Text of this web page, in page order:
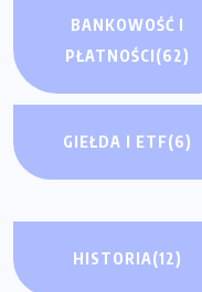
BANKOWOŚĆ I
PŁATNOŚCI(62)
GIEŁDA I ETF(6)
HISTORIA(12)